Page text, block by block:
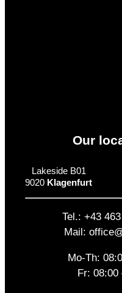
Our
Lakeside B01
9020 Klagenfurt
Tel.: +43
Mail:
Mo-Th:
Fr: 08:00